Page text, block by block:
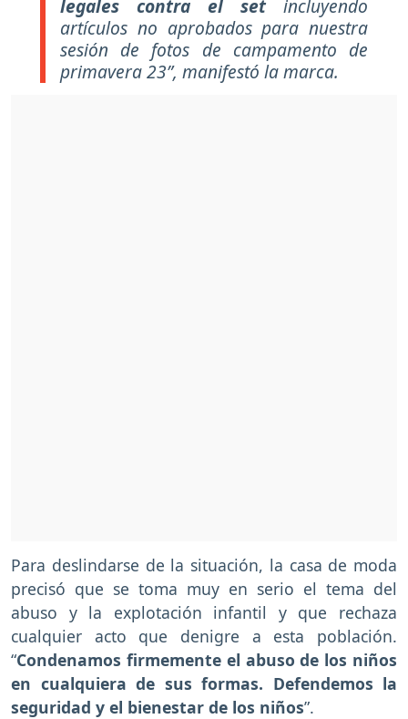
legales contra el setincluyendo
artículos no aprobados para nuestra
sesión de fotos de campamento de
primavera 23”, manifestó la marca.
Para deslindarse de la situación, la casa de moda
precisó que se toma muy en serio el tema del
abuso y la explotación infantil y que rechaza
cualquier acto que denigre a esta población.
“Condenamos firmemente el abuso de los niños
en cualquiera de sus formas. Defendemos la
seguridad y el bienestar de los niños”.